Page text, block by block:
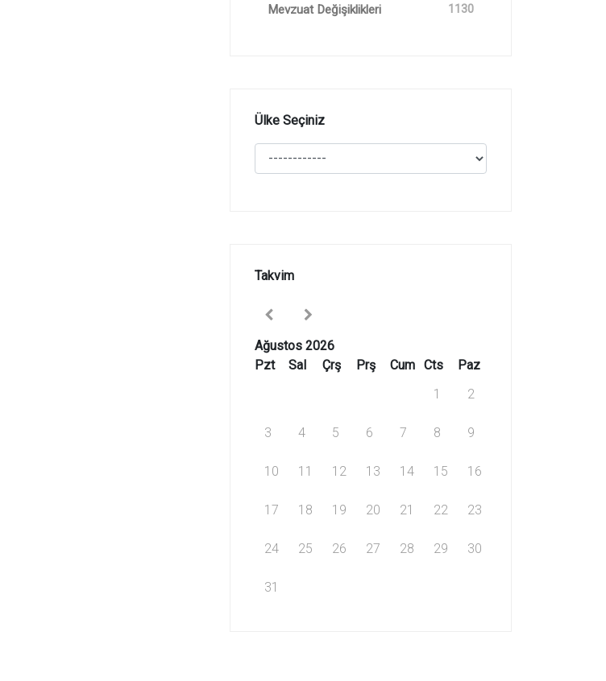
Mevzuat Değişiklikleri 1130
Ülke Seçiniz
Takvim
Ağustos 2026
Pzt
Sal Çrş Prş Cum Cts
Paz
1
2
3 4 5 6 7 8 9
10 11 12 13 14 15 16
17 18 19 20 21 22 23
24 25 26 27 28 29 30
31